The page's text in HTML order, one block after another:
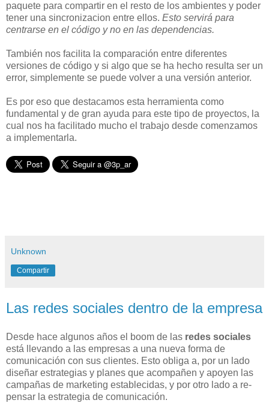
paquete para compartir en el resto de los ambientes y poder
tener una sincronizacion entre ellos. Esto servirá para
centrarse en el código y no en las dependencias.
También nos facilita la comparación entre diferentes
versiones de código y si algo que se ha hecho resulta ser un
error, simplemente se puede volver a una versión anterior.
Es por eso que destacamos esta herramienta como
fundamental y de gran ayuda para este tipo de proyectos, la
cual nos ha facilitado mucho el trabajo desde comenzamos
a implementarla.
Unknown
Compartir
Las redes sociales dentro de la empresa
Desde hace algunos años el boom de las redes sociales
está llevando a las empresas a una nueva forma de
comunicación con sus clientes. Esto obliga a, por un lado
diseñar estrategias y planes que acompañen y apoyen las
campañas de marketing establecidas, y por otro lado a re-
pensar la estrategia de comunicación.